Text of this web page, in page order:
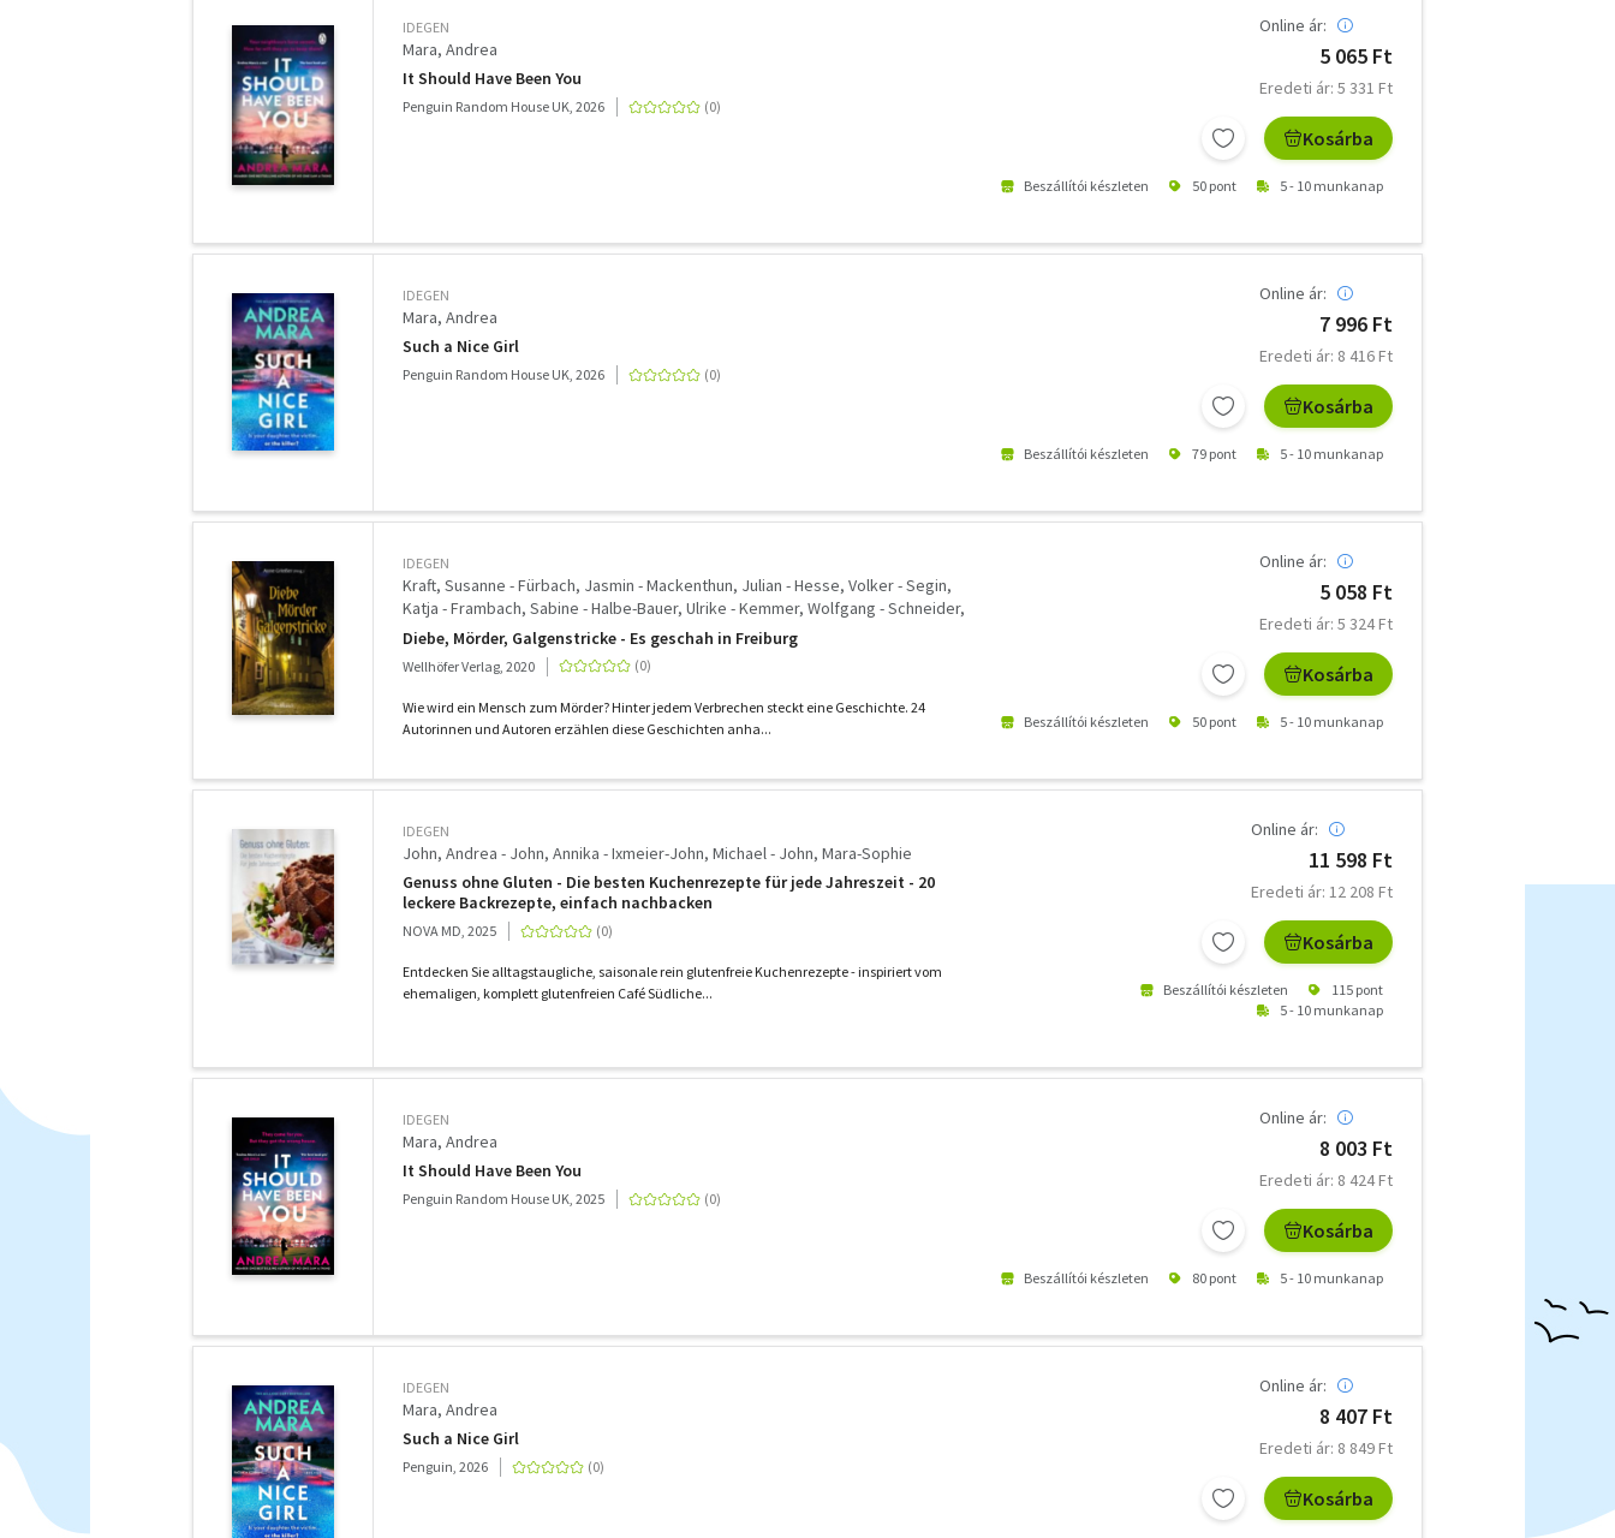
IDEGEN
Mara, Andrea
It Should Have Been You
Penguin Random House UK, 2026
Online ár:
5 065 Ft
Eredeti ár: 5 331 Ft
Kosárba
Beszállítói készleten 50 pont 5 - 10 munkanap
IDEGEN
Mara, Andrea
Such a Nice Girl
Penguin Random House UK, 2026
Online ár:
7 996 Ft
Eredeti ár: 8 416 Ft
Kosárba
Beszállítói készleten 79 pont 5 - 10 munkanap
IDEGEN
Kraft, Susanne - Fürbach, Jasmin - Mackenthun, Julian - Hesse, Volker - Segin,
Katja - Frambach, Sabine - Halbe-Bauer, Ulrike - Kemmer, Wolfgang - Schneider,
Anja - Hermann, Birgit - Saladin, Barbara - Meier, Mara - Meyer, Sabine - Klöppel,
Renate - Grießer, Anne - Hartmann, Susanne - Schleheck, Regina - Rudolph,
Alexa - Krächan, Brigitte - Rankl, Dagmar - Niehaus, Monika - Borsch, Frank -
Wehrle, Ute - Gärtner, Andrea
Diebe, Mörder, Galgenstricke - Es geschah in Freiburg
Wellhöfer Verlag, 2020
Wie wird ein Mensch zum Mörder? Hinter jedem Verbrechen steckt eine Geschichte. 24
Autorinnen und Autoren erzählen diese Geschichten anha...
Online ár:
5 058 Ft
Eredeti ár: 5 324 Ft
Kosárba
Beszállítói készleten 50 pont 5 - 10 munkanap
IDEGEN
John, Andrea - John, Annika - Ixmeier-John, Michael - John, Mara-Sophie
Genuss ohne Gluten - Die besten Kuchenrezepte für jede Jahreszeit - 20
leckere Backrezepte, einfach nachbacken
NOVA MD, 2025
Entdecken Sie alltagstaugliche, saisonale rein glutenfreie Kuchenrezepte - inspiriert vom
ehemaligen, komplett glutenfreien Café Südliche...
Online ár:
11 598 Ft
Eredeti ár: 12 208 Ft
Kosárba
Beszállítói készleten
115 pont
5 - 10 munkanap
IDEGEN
Mara, Andrea
It Should Have Been You
Penguin Random House UK, 2025
Online ár:
8 003 Ft
Eredeti ár: 8 424 Ft
Kosárba
Beszállítói készleten 80 pont 5 - 10 munkanap
IDEGEN
Mara, Andrea
Such a Nice Girl
Penguin, 2026
Online ár:
8 407 Ft
Eredeti ár: 8 849 Ft
Kosárba